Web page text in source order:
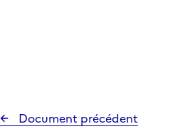
Document précédent